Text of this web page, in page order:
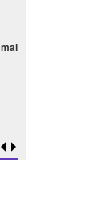
mai15.04.2025